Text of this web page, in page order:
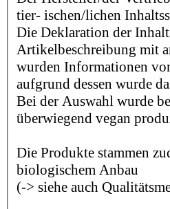
tier- ischen/lichen
Die Deklaration der
Artikelbeschreibung mit
wurden Informationen
aufgrund dessen wurde
Bei der Auswahl wurde
überwiegend vegan
Die Produkte stammen
biologischem Anbau
(-> siehe auch